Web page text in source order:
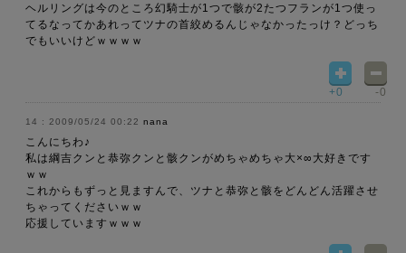
ヘルリングは今のところ幻騎士が1つで骸が2たつフランが1つ使っ
てるなってかあれってツナの首絞めるんじゃなかったっけ？どっち
でもいいけどｗｗｗｗ
+0 -0
2009/05/24 00:22 nana
こんにちわ♪
私は綱吉クンと恭弥クンと骸クンがめちゃめちゃ大×∞大好きです
ｗｗ
これからもずっと見ますんで、ツナと恭弥と骸をどんどん活躍させ
ちゃってくださいｗｗ
応援していますｗｗｗ